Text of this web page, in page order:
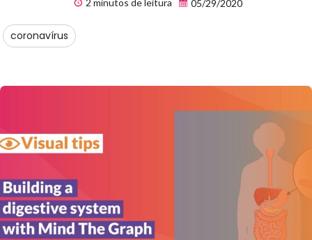
2 minutos de leitura 05/29/2020
coronavírus